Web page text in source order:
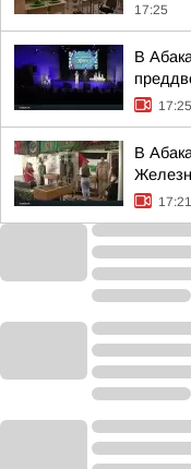
17:25
В
17:25
В
17:21